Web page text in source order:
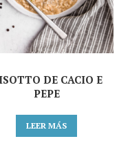
DE CACIO E
PEPE
LEER MÁS